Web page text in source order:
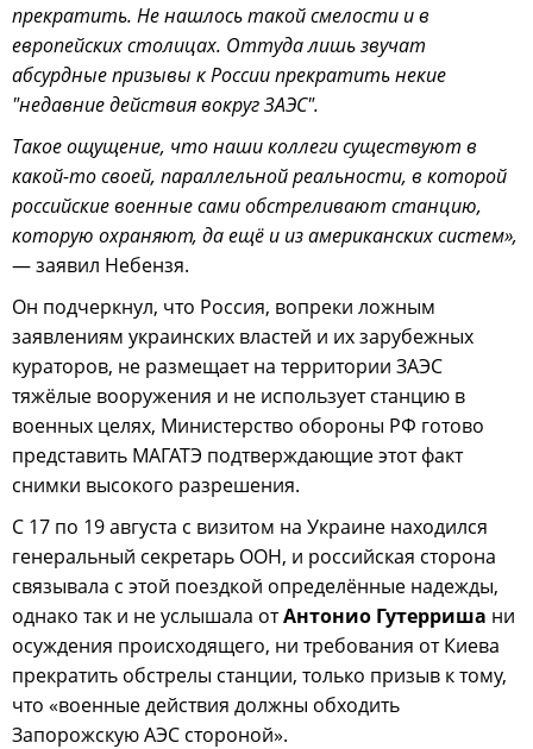
прекратить. Не нашлось такой смелости и в
европейских столицах. Оттуда лишь звучат
абсурдные призывы к России прекратить некие
"недавние действия вокруг ЗАЭС".
Такое ощущение, что наши коллеги существуют в
какой-то своей, параллельной реальности, в которой
российские военные сами обстреливают станцию,
которую охраняют, да ещё и из американских систем»,
— заявил Небензя.
Он подчеркнул, что Россия, вопреки ложным
заявлениям украинских властей и их зарубежных
кураторов, не размещает на территории ЗАЭС
тяжёлые вооружения и не использует станцию в
военных целях, Министерство обороны РФ готово
представить МАГАТЭ подтверждающие этот факт
снимки высокого разрешения.
С 17 по 19 августа с визитом на Украине находился
генеральный секретарь ООН, и российская сторона
связывала с этой поездкой определённые надежды,
однако так и не услышала отАнтонио Гутерриша ни
осуждения происходящего, ни требования от Киева
прекратить обстрелы станции, только призыв к тому,
что «военные действия должны обходить
Запорожскую АЭС стороной».